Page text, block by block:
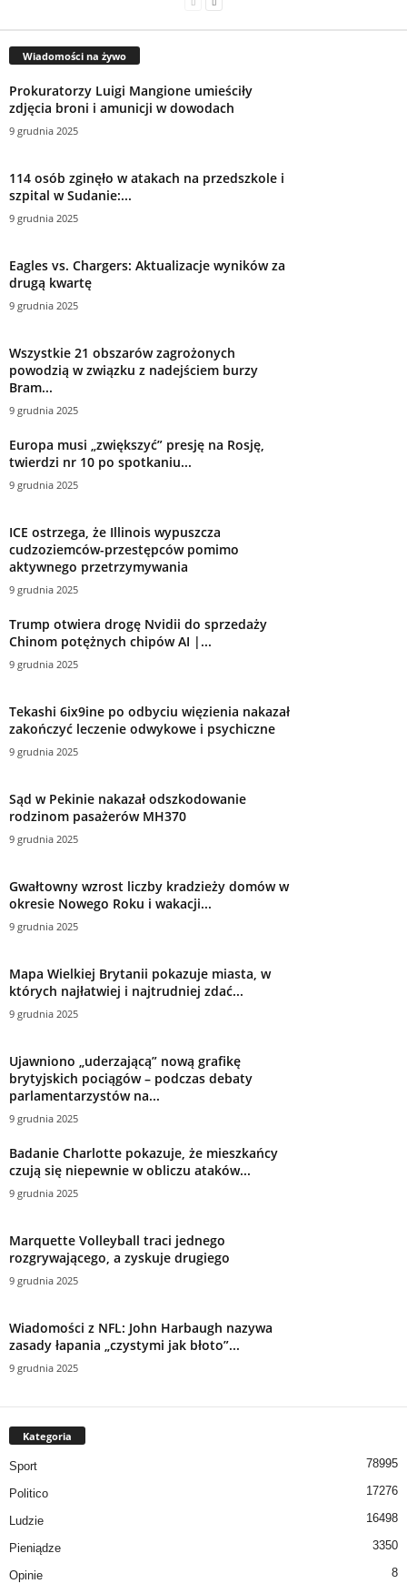
Wiadomości na żywo
Prokuratorzy Luigi Mangione umieściły
zdjęcia broni i amunicji w dowodach
9 grudnia 2025
114 osób zginęło w atakach na przedszkole i
szpital w Sudanie:...
9 grudnia 2025
Eagles vs. Chargers: Aktualizacje wyników za
drugą kwartę
9 grudnia 2025
Wszystkie 21 obszarów zagrożonych
powodzią w związku z nadejściem burzy
Bram...
9 grudnia 2025
Europa musi „zwiększyć” presję na Rosję,
twierdzi nr 10 po spotkaniu...
9 grudnia 2025
ICE ostrzega, że ​​Illinois wypuszcza
cudzoziemców-przestępców pomimo
aktywnego przetrzymywania
9 grudnia 2025
Trump otwiera drogę Nvidii do sprzedaży
Chinom potężnych chipów AI |...
9 grudnia 2025
Tekashi 6ix9ine po odbyciu więzienia nakazał
zakończyć leczenie odwykowe i psychiczne
9 grudnia 2025
Sąd w Pekinie nakazał odszkodowanie
rodzinom pasażerów MH370
9 grudnia 2025
Gwałtowny wzrost liczby kradzieży domów w
okresie Nowego Roku i wakacji...
9 grudnia 2025
Mapa Wielkiej Brytanii pokazuje miasta, w
których najłatwiej i najtrudniej zdać...
9 grudnia 2025
Ujawniono „uderzającą” nową grafikę
brytyjskich pociągów – podczas debaty
parlamentarzystów na...
9 grudnia 2025
Badanie Charlotte pokazuje, że mieszkańcy
czują się niepewnie w obliczu ataków...
9 grudnia 2025
Marquette Volleyball traci jednego
rozgrywającego, a zyskuje drugiego
9 grudnia 2025
Wiadomości z NFL: John Harbaugh nazywa
zasady łapania „czystymi jak błoto”...
9 grudnia 2025
Kategoria
Sport 78995
Politico 17276
Ludzie 16498
Pieniądze 3350
Opinie
8